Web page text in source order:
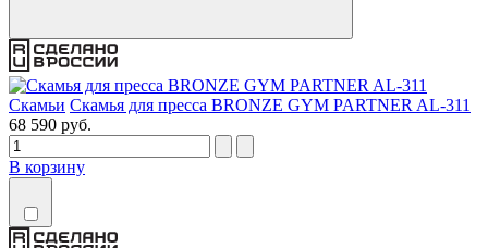
Скамьи Скамья для пресса BRONZE GYM PARTNER AL-311
68 590 руб.
В корзину